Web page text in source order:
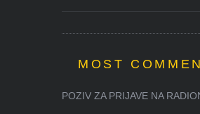
MOST
POZIV ZA PRIJAVE NA